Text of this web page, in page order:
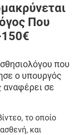
Που
που
ο υπουργός
σε
το οποίο
και